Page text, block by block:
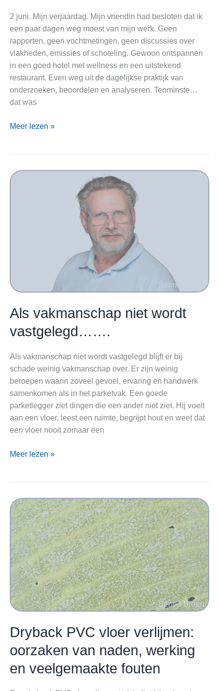
2 juni. Mijn verjaardag. Mijn vriendin had besloten dat ik
een paar dagen weg moest van mijn werk. Geen
rapporten, geen vochtmetingen, geen discussies over
vlakheden, emissies of schoteling. Gewoon ontspannen
in een goed hotel met wellness en een uitstekend
restaurant. Even weg uit de dagelijkse praktijk van
onderzoeken, beoordelen en analyseren. Tenminste…
dat was
Wanneer
meer
Meer lezen »
Als vakmanschap niet wordt
vastgelegd…….
Als vakmanschap niet wordt vastgelegd blijft er bij
schade weinig vakmanschap over. Er zijn weinig
beroepen waarin zoveel gevoel, ervaring en handwerk
samenkomen als in het parketvak. Een goede
parketlegger ziet dingen die een ander niet ziet. Hij voelt
aan een vloer, leest een ruimte, begrijpt hout en weet dat
een vloer nooit zomaar een
Als
vastgelegd…….
Meer lezen »
Dryback PVC vloer verlijmen:
oorzaken van naden, werking
en veelgemaakte fouten